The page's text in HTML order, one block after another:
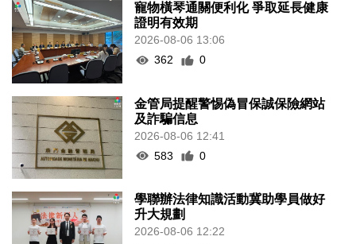
寵物橫琴通關便利化 爭取延長健康
證明有效期
2026-08-06 13:06
362
0
金管局提醒警惕偽冒保誠保險網站
及詐騙信息
2026-08-06 12:41
583
0
學聯辦法律知識活動冀助學員做好
升大規劃
2026-08-06 12:22